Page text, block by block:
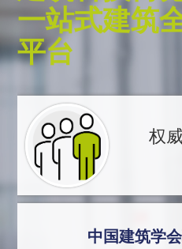
一站式建筑
平台
权
中国建筑学